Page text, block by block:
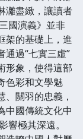
灕盡緻，讓讀者
國演義》並非
架的基礎上，進
過“七實三虛”
形象，使得這部
色彩和文學魅
關羽的忠義，
中國傳統文化中
響極其深遠。